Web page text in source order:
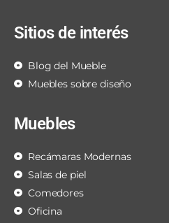
Sitios de interés
Blog del Mueble
Muebles sobre diseño
Muebles
Recámaras Modernas
Salas de piel
Comedores
Oficina